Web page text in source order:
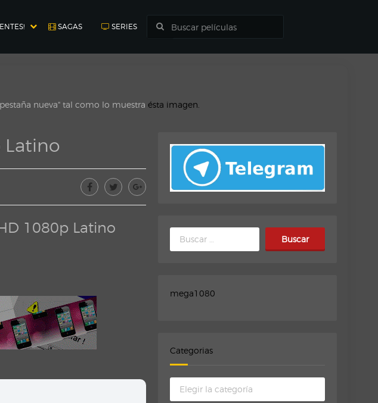
SAGAS SERIES
nueva" tal como lo muestra ésta imagen.
Latino
1080p Latino Buscar:
mega1080
Categorias
Categorias